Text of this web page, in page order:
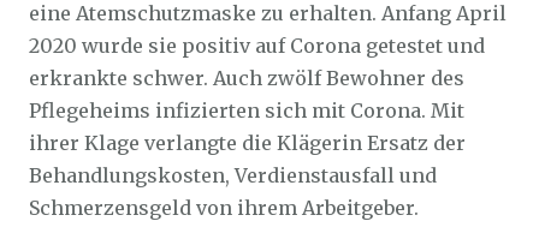
eine Atemschutzmaske zu erhalten. Anfang April
2020 wurde sie positiv auf Corona getestet und
erkrankte schwer. Auch zwölf Bewohner des
Pflegeheims infizierten sich mit Corona. Mit
ihrer Klage verlangte die Klägerin Ersatz der
Behandlungskosten, Verdienstausfall und
Schmerzensgeld von ihrem Arbeitgeber.